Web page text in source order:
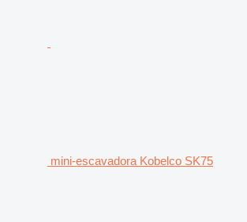
mini-escavadora Kobelco SK75